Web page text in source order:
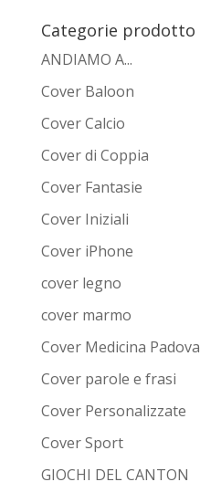
Categorie prodotto
ANDIAMO A...
Cover Baloon
Cover Calcio
Cover di Coppia
Cover Fantasie
Cover Iniziali
Cover iPhone
cover legno
cover marmo
Cover Medicina Padova
Cover parole e frasi
Cover Personalizzate
Cover Sport
GIOCHI DEL CANTON